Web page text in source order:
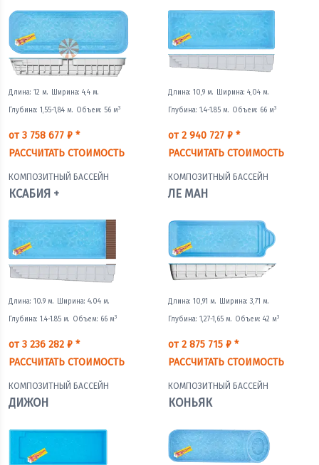
Длина: 12 м. Ширина: 4,4 м.
Глубина: 1,55-1,84 м. Объем: 56 м3
от 3 758 677 ₽ *
РАССЧИТАТЬ СТОИМОСТЬ
Длина: 10,9 м. Ширина: 4,04 м.
Глубина: 1.4-1.85 м. Объем: 66 м3
от 2 940 727 ₽ *
РАССЧИТАТЬ СТОИМОСТЬ
КОМПОЗИТНЫЙ БАССЕЙН
КСАБИЯ +
Длина: 10.9 м. Ширина: 4.04 м.
Глубина: 1.4-1.85 м. Объем: 66 м3
от 3 236 282 ₽ *
РАССЧИТАТЬ СТОИМОСТЬ
КОМПОЗИТНЫЙ БАССЕЙН
ЛЕ МАН
Длина: 10,91 м. Ширина: 3,71 м.
Глубина: 1,27-1,65 м. Объем: 42 м3
от 2 875 715 ₽ *
РАССЧИТАТЬ СТОИМОСТЬ
КОМПОЗИТНЫЙ БАССЕЙН
ДИЖОН
КОМПОЗИТНЫЙ БАССЕЙН
КОНЬЯК